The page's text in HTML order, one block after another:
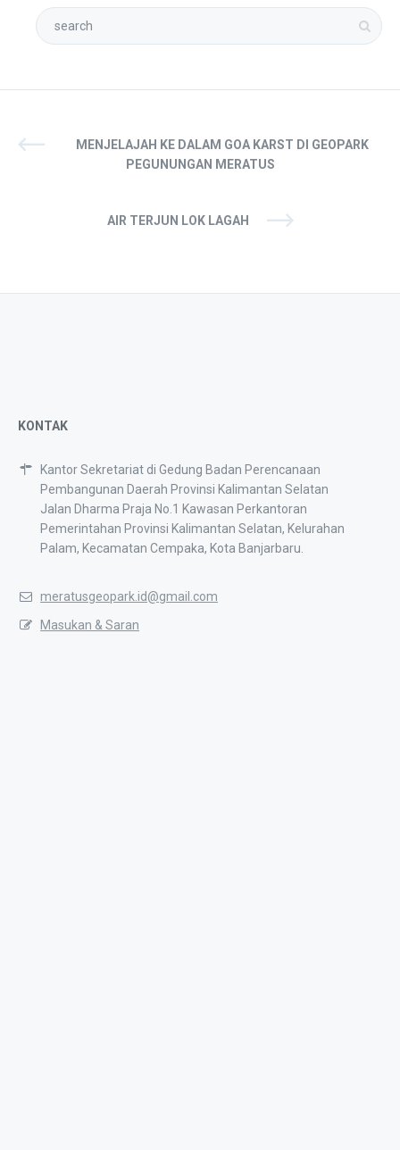
MENJELAJAH KE DALAM GOA KARST DI GEOPARK
PEGUNUNGAN MERATUS
AIR TERJUN LOK LAGAH
KONTAK
Kantor Sekretariat di Gedung Badan Perencanaan
Pembangunan Daerah Provinsi Kalimantan Selatan
Jalan Dharma Praja No.1 Kawasan Perkantoran
Pemerintahan Provinsi Kalimantan Selatan, Kelurahan
Palam, Kecamatan Cempaka, Kota Banjarbaru.
meratusgeopark.id@gmail.com
Masukan & Saran